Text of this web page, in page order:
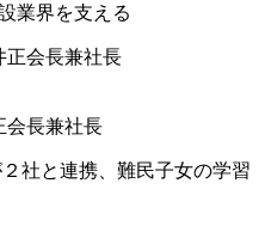
業界を支える
会長兼社長
社と連携、難民子女の学習